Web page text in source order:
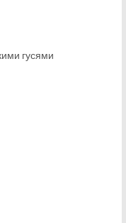
гусями